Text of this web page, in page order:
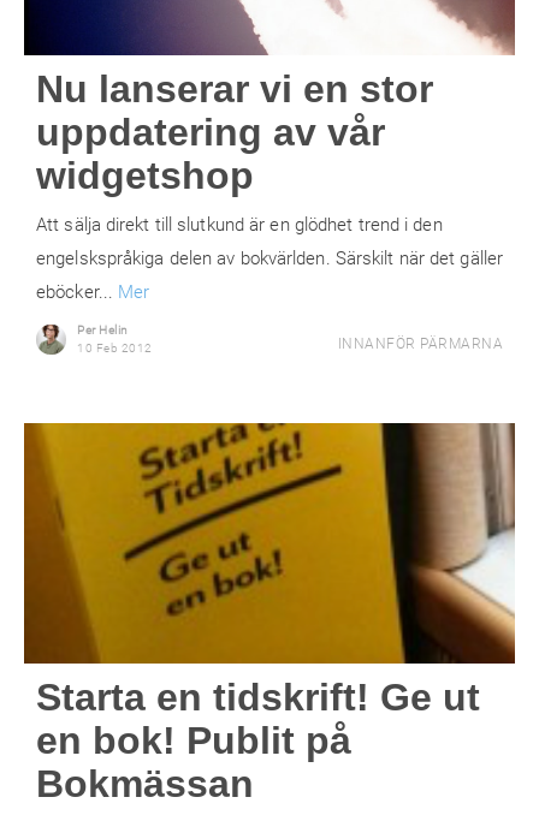
Nu lanserar vi en stor
uppdatering av vår
widgetshop
Att sälja direkt till slutkund är en glödhet trend i den
engelskspråkiga delen av bokvärlden. Särskilt när det gäller
eböcker... Mer
Per Helin
10 Feb 2012
INNANFÖR PÄRMARNA
Starta en tidskrift! Ge ut
en bok! Publit på
Bokmässan